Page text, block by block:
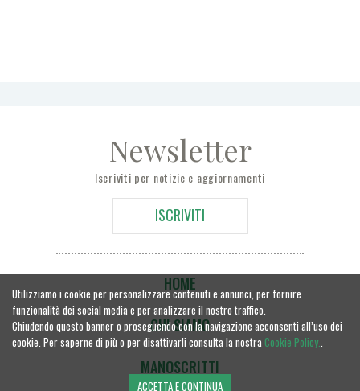
Utilizziamo i cookie per personalizzare contenuti e annunci, per fornire
funzionalità dei social media e per analizzare il nostro traffico.
Chiudendo questo banner o proseguendo con la navigazione acconsenti all’uso dei
cookie. Per saperne di più o per disattivarli consulta la nostra Cookie Policy..
ACCETTA E CONTINUA
Newsletter
Iscriviti per notizie e aggiornamenti
ISCRIVITI
HOME
CHI SIAMO
MANOSCRITTI